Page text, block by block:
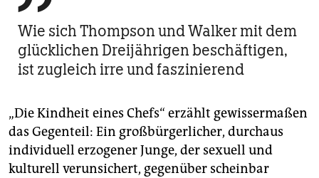
Wie sich Thompson und Walker mit dem
glücklichen Dreijährigen beschäftigen,
ist zugleich irre und faszinierend
„Die Kindheit eines Chefs“ erzählt gewissermaßen
das Gegenteil: Ein großbürgerlicher, durchaus
individuell erzogener Junge, der sexuell und
kulturell verunsichert, gegenüber scheinbar